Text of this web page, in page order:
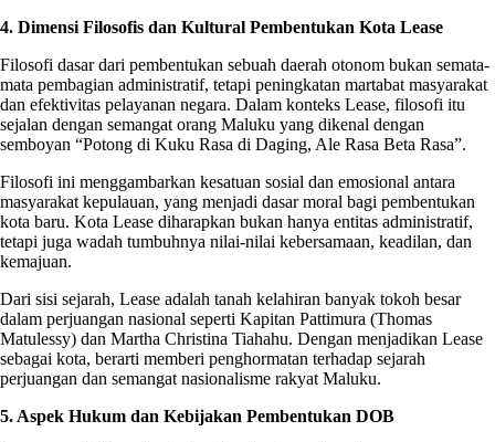
4. Dimensi Filosofis dan Kultural Pembentukan Kota Lease
Filosofi dasar dari pembentukan sebuah daerah otonom bukan semata-
mata pembagian administratif, tetapi peningkatan martabat masyarakat
dan efektivitas pelayanan negara. Dalam konteks Lease, filosofi itu
sejalan dengan semangat orang Maluku yang dikenal dengan
semboyan “Potong di Kuku Rasa di Daging, Ale Rasa Beta Rasa”.
Filosofi ini menggambarkan kesatuan sosial dan emosional antara
masyarakat kepulauan, yang menjadi dasar moral bagi pembentukan
kota baru. Kota Lease diharapkan bukan hanya entitas administratif,
tetapi juga wadah tumbuhnya nilai-nilai kebersamaan, keadilan, dan
kemajuan.
Dari sisi sejarah, Lease adalah tanah kelahiran banyak tokoh besar
dalam perjuangan nasional seperti Kapitan Pattimura (Thomas
Matulessy) dan Martha Christina Tiahahu. Dengan menjadikan Lease
sebagai kota, berarti memberi penghormatan terhadap sejarah
perjuangan dan semangat nasionalisme rakyat Maluku.
5. Aspek Hukum dan Kebijakan Pembentukan DOB